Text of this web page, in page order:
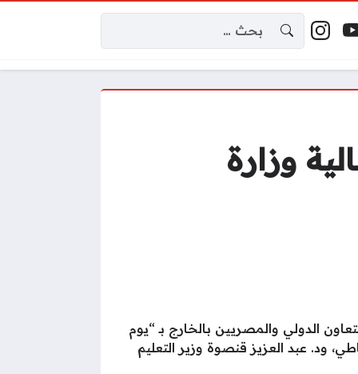
التواصلإكسإنستغرام
البحث عن:
وزارة
الدولي والمصريين بالخارج بـ “يوم
ود. عبد العزيز قنصوة وزير التعليم